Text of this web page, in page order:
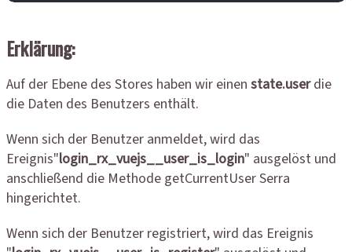
Erklärung:
Auf der Ebene des Stores haben wir einen state.userdie
die Daten des Benutzers enthält.
Wenn sich der Benutzer anmeldet, wird das
Ereignis"login_rx_vuejs__user_is_login" ausgelöst und
anschließend die Methode getCurrentUser Serra
hingerichtet.
Wenn sich der Benutzer registriert, wird das Ereignis